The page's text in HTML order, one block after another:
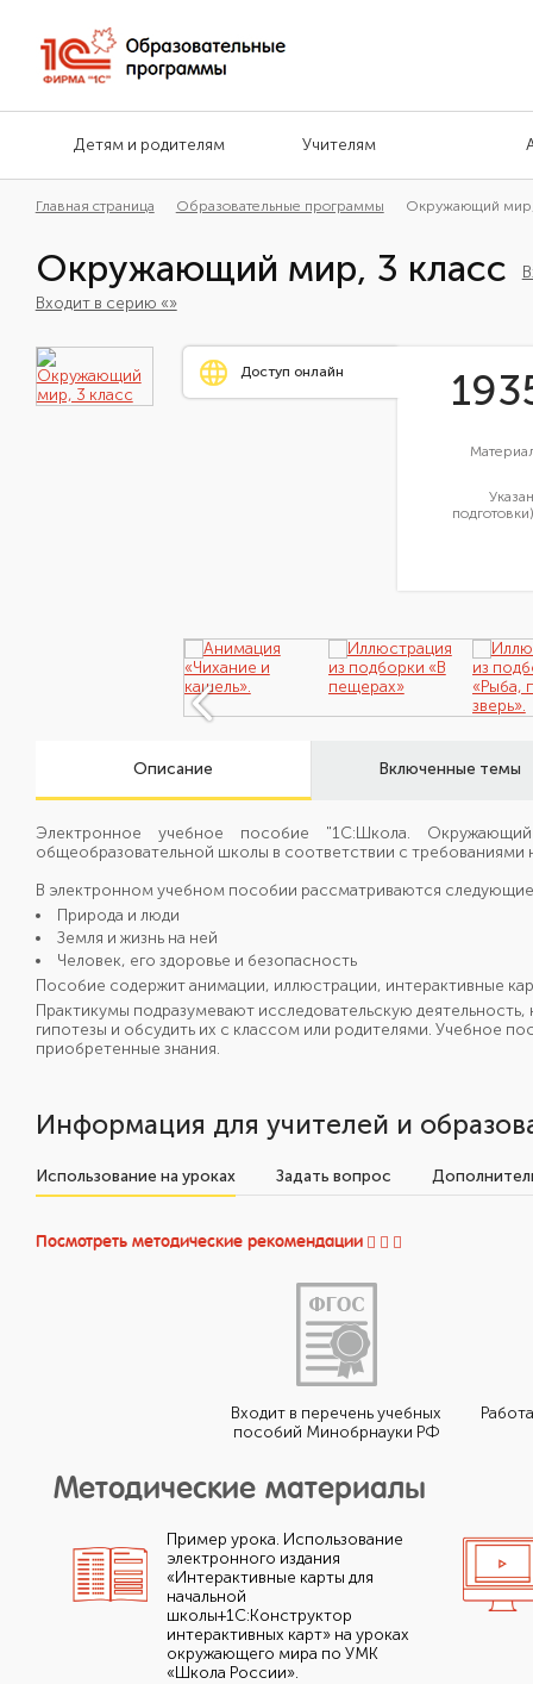
Детям и родителям Учителям
Главная страница Образовательные программы Окружающий мир,
Окружающий мир, 3 класс
Входит в серию «»
Доступ онлайн
Описание Включенные темы
Электронное учебное пособие "1С:Школа.
общеобразовательной школы в соответствии с
В электронном учебном пособии рассматриваются
Природа и люди
Земля и жизнь на ней
Человек, его здоровье и безопасность
Пособие содержит анимации, иллюстрации, интерактивные
Практикумы подразумевают исследовательскую
гипотезы и обсудить их с классом или родителями. Учебное
приобретенные знания.
Информация для учителей и
Использование на уроках Задать вопрос
Посмотреть методические рекомендации
Входит в перечень учебных
пособий Минобрнауки РФ
Методические материалы
Пример урока. Использование
электронного издания
«Интерактивные карты для
начальной
школы+1С:Конструктор
интерактивных карт» на уроках
окружающего мира по УМК
«Школа России».